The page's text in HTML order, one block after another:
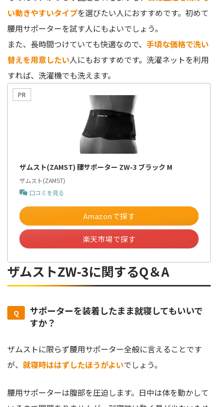
い動きやすいタイプを選びたい人におすすめです。初めて
腰用サポーターを試す人にもよいでしょう。
また、長時間つけていても快適なので、 手頃な価格で洗い
替えを用意したい人にもおすすめです。洗濯ネットを利用
すれば、洗濯機でも洗えます。
ザムスト(ZAMST) 腰サポーター ZW-3 ブラック M
ザムスト(ZAMST)
口コミを見る
Amazonで探す
楽天市場で探す
ザムストZW-3に関するQ＆A
サポーターを装着したまま就寝してもいいで
すか？
ザムストに限らず腰用サポーター全般に言えることです
が、 就寝時ははずしたほうがよいでしょう。
腰用サポーターは腹部を圧迫します。日中は体を動かして